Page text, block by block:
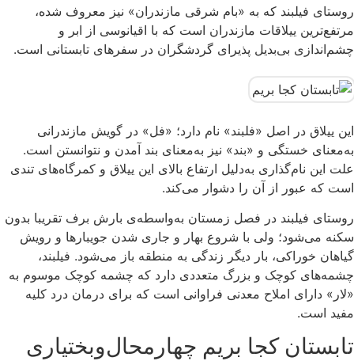
روستای فیلبند که به «بام شرقی مازندران» نیز معروف شده،
مرتفع‌ترین ییلاقات مازندران است که با اقیانوسی از ابر و
چشم‌اندازی بی‌بدیل پذیرای گردشگران در سفرهای تابستانی است.
این ییلاق در اصل «فلبند» نام دارد؛ «فل» در گویش مازندرانی
به‌معنای خستگی و «بند» نیز به‌معنای بند آمدن و نتوانستن است.
علت این نام‌گذاری به‌دلیل ارتفاع بالای این ییلاق و کمرگاه‌های تندی
است که عبور از آن را دشوار می‌کند.
روستای فیلبند در فصل زمستان به‌واسطه‌ی بارش برف تقریبا بدون
سکنه می‌شود؛ ولی با شروع بهار و جاری شدن جویبارها و رویش
گیاهان خوراکی، بار دیگر زندگی به منطقه باز می‌شود. فیلبند،
چشمه‌های کوچک و بزرگ متعددی دارد که چشمه کوچک موسوم به
«لار» دارای املاح معدنی فراوانی است که برای درمان درد کلیه
مفید است.
تابستان کجا بریم چهارمحال‌وبختیاری